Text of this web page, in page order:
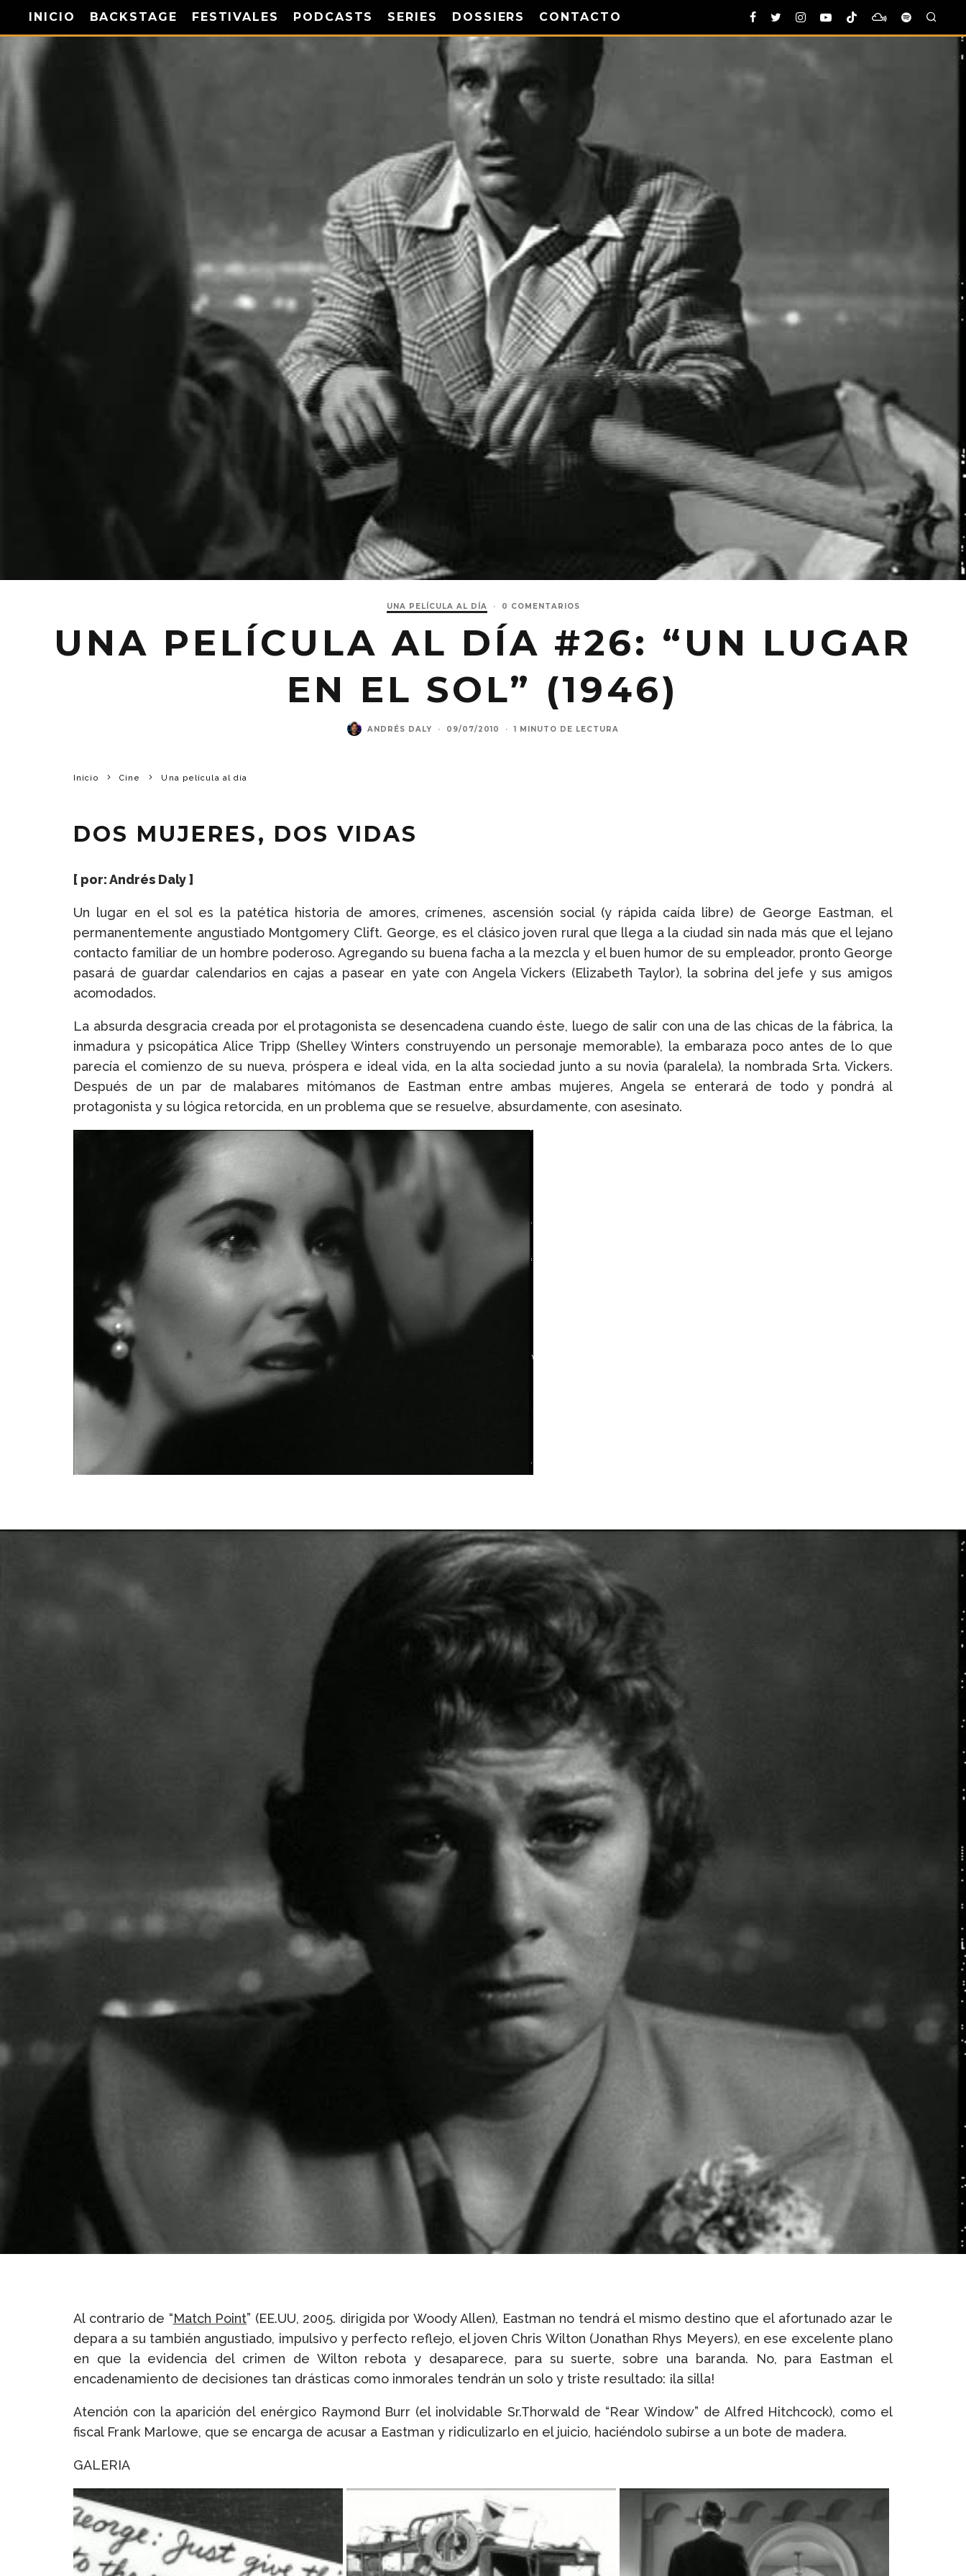
INICIO BACKSTAGE FESTIVALES PODCASTS SERIES DOSSIERS CONTACTO
UNA PELÍCULA AL DÍA · 0 COMENTARIOS
UNA PELÍCULA AL DÍA #26: “UN LUGAR
EN EL SOL” (1946)
ANDRÉS DALY · 09/07/2010 · 1 MINUTO DE LECTURA
Inicio Cine Una película al día
DOS MUJERES, DOS VIDAS
[ por:Andrés Daly]
Un lugar en el sol es la patética historia de amores, crímenes, ascensión social (y rápida caída libre) de George Eastman, el
permanentemente angustiado Montgomery Clift. George, es el clásico joven rural que llega a la ciudad sin nada más que el lejano
contacto familiar de un hombre poderoso. Agregando su buena facha a la mezcla y el buen humor de su empleador, pronto George
pasará de guardar calendarios en cajas a pasear en yate con Angela Vickers (Elizabeth Taylor), la sobrina del jefe y sus amigos
acomodados.
La absurda desgracia creada por el protagonista se desencadena cuando éste, luego de salir con una de las chicas de la fábrica, la
inmadura y psicopática Alice Tripp (Shelley Winters construyendo un personaje memorable), la embaraza poco antes de lo que
parecía el comienzo de su nueva, próspera e ideal vida, en la alta sociedad junto a su novia (paralela), la nombrada Srta. Vickers.
Después de un par de malabares mitómanos de Eastman entre ambas mujeres, Angela se enterará de todo y pondrá al
protagonista y su lógica retorcida, en un problema que se resuelve, absurdamente, con asesinato.
Al contrario de “Match Point” (EE.UU, 2005. dirigida por Woody Allen), Eastman no tendrá el mismo destino que el afortunado azar le
depara a su también angustiado, impulsivo y perfecto reflejo, el joven Chris Wilton (Jonathan Rhys Meyers), en ese excelente plano
en que la evidencia del crimen de Wilton rebota y desaparece, para su suerte, sobre una baranda. No, para Eastman el
encadenamiento de decisiones tan drásticas como inmorales tendrán un solo y triste resultado: ¡la silla!
Atención con la aparición del enérgico Raymond Burr (el inolvidable Sr.Thorwald de “Rear Window” de Alfred Hitchcock), como el
fiscal Frank Marlowe, que se encarga de acusar a Eastman y ridiculizarlo en el juicio, haciéndolo subirse a un bote de madera.
GALERIA